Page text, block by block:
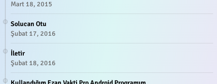
Mart 18, 2015
Solucan Otu
Şubat 17, 2016
İletir
Şubat 18, 2016